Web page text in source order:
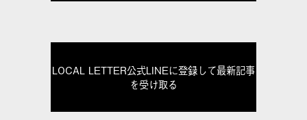
LOCAL LETTER公式LINEに登録して最新記事
を受け取る